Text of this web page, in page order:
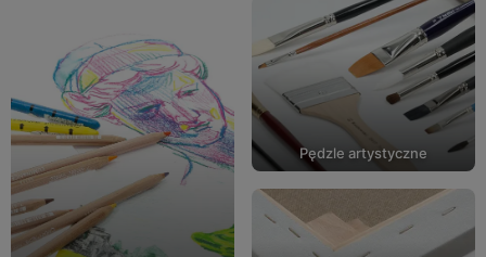
Pędzle artystyczne